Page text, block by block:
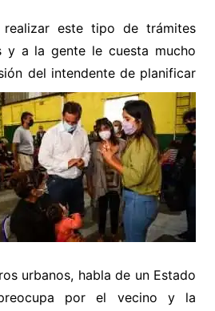
realizar este tipo de trámites
y a la gente le cuesta mucho
del intendente de planificar
urbanos, habla de un Estado
por el vecino y la